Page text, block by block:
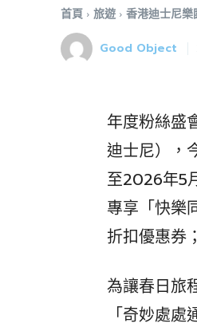
首頁 旅遊 香港迪士尼樂
Good Object
年度粉絲盛
迪士尼），
至2026年5
專享「快樂
折扣優惠券
為讓春日旅
「奇妙處